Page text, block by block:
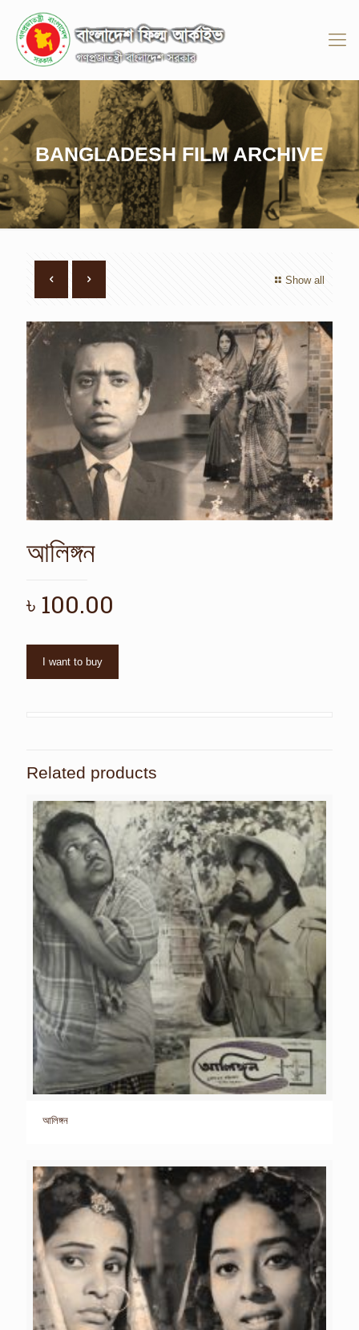
BANGLADESH FILM ARCHIVE
Show all
আলিঙ্গন
৳ 100.00
I want to buy
Related products
আলিঙ্গন